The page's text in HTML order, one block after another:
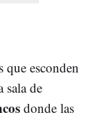
esconden
sala de
donde las